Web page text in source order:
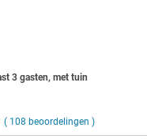
3 gasten, met tuin
( 108 beoordelingen )